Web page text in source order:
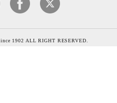
1902 ALL RIGHT RESERVED.